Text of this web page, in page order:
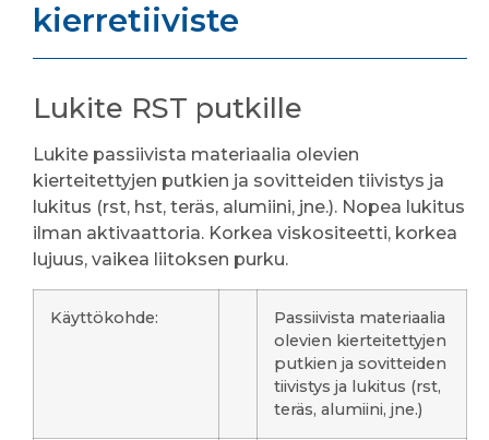
kierretiiviste
Lukite RST putkille
Lukite passiivista materiaalia olevien
kierteitettyjen putkien ja sovitteiden tiivistys ja
lukitus (rst, hst, teräs, alumiini, jne.). Nopea lukitus
ilman aktivaattoria. Korkea viskositeetti, korkea
lujuus, vaikea liitoksen purku.
Käyttökohde:
Passiivista materiaalia
olevien kierteitettyjen
putkien ja sovitteiden
tiivistys ja lukitus (rst,
teräs, alumiini, jne.)